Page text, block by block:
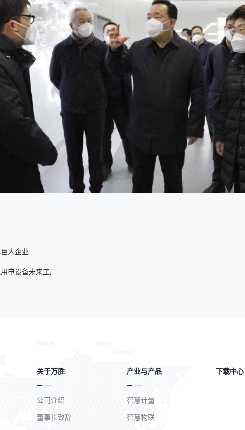
人企业
电设备未来工厂
关于万胜
公司介绍
董事长致辞
产业与产品
智慧计量
智慧物联
下载中心